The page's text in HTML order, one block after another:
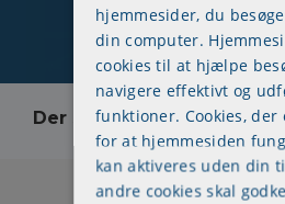
Der skete en fejl, kontakt
hjemmesider, du
din computer.
cookies til at hjælpe
navigere effektivt og
funktioner. Cookies, der
for at hjemmesiden
kan aktiveres uden din
andre cookies skal